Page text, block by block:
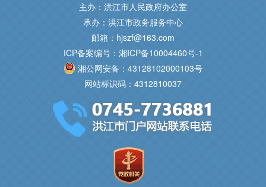
主办：洪江市人民政府办公室
承办：洪江市政务服务中心
邮箱：hjszf@163.com
ICP备案编号：湘ICP备10004460号-1
湘公网安备：43128102000103号
网站标识码：4312810037